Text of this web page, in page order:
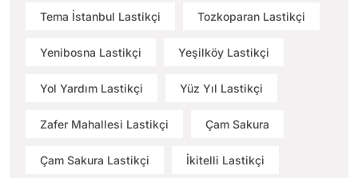
Tema İstanbul Lastikçi Tozkoparan Lastikçi
Yenibosna Lastikçi Yeşilköy Lastikçi
Yol Yardım Lastikçi Yüz Yıl Lastikçi
Zafer Mahallesi Lastikçi Çam Sakura
Çam Sakura Lastikçi İkitelli Lastikçi